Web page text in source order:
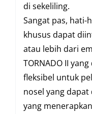
di sekeliling.
Sangat pas,
khusus dapat
atau lebih dari
TORNADO II
fleksibel untuk
nosel yang
yang